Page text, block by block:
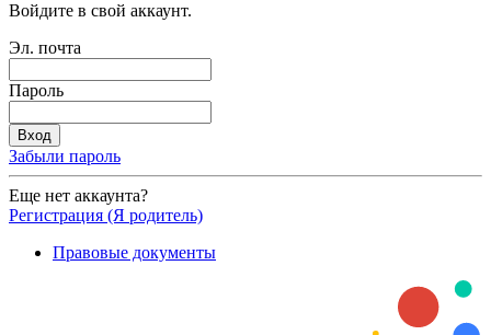
Войдите в свой аккаунт.
Эл. почта
Пароль
Забыли пароль
Еще нет аккаунта?
Регистрация (Я родитель)
Правовые документы